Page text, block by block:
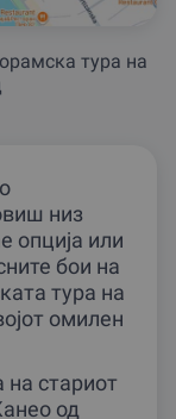
тура на
низ
опција или
бои на
тура на
омилен
на стариот
од